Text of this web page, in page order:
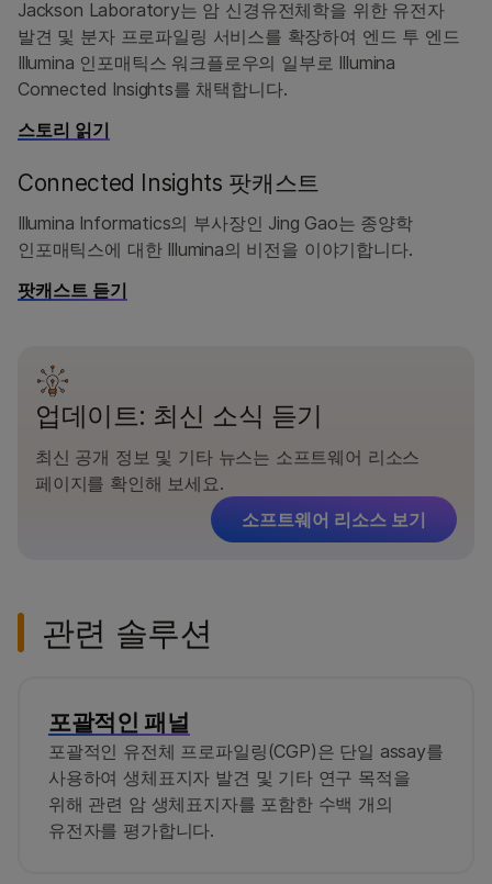
Jackson Laboratory는 암 신경유전체학을 위한 유전자
발견 및 분자 프로파일링 서비스를 확장하여 엔드 투 엔드
Illumina 인포매틱스 워크플로우의 일부로 Illumina
Connected Insights를 채택합니다.
스토리 읽기
Connected Insights 팟캐스트
Illumina Informatics의 부사장인 Jing Gao는 종양학
인포매틱스에 대한 Illumina의 비전을 이야기합니다.
팟캐스트 듣기
업데이트: 최신 소식 듣기
최신 공개 정보 및 기타 뉴스는 소프트웨어 리소스
페이지를 확인해 보세요.
소프트웨어 리소스 보기
관련 솔루션
포괄적인 패널
포괄적인 유전체 프로파일링(CGP)은 단일 assay를
사용하여 생체표지자 발견 및 기타 연구 목적을
위해 관련 암 생체표지자를 포함한 수백 개의
유전자를 평가합니다.